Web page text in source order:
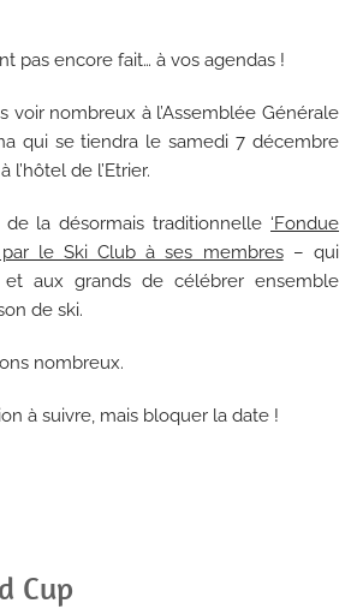
pas encore fait… à vos agendas !
voir nombreux à l’Assemblée Générale
qui se tiendra le samedi 7 décembre
l’hôtel de l’Etrier.
la désormais traditionnelle ‘Fondue
par le Ski Club à ses membres– qui
aux grands de célébrer ensemble
de ski.
nombreux.
à suivre, mais bloquer la date !
Cup